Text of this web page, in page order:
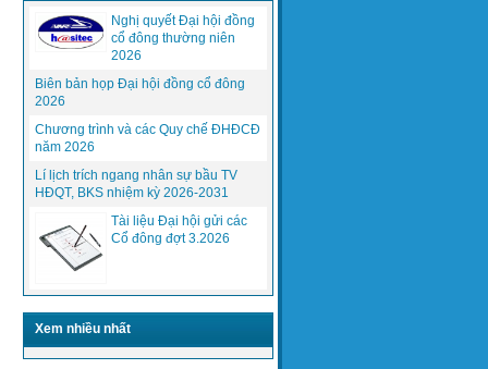
(PCWorldVN) Gần 7 tỷ thuê bao di động,
sắp bằng dân số thế giới,...
Phần mềm quản lý, điều hành giải
quyết trở ngại, sự cố online
HasitecTN
Nghị quyết Đại hội đồng
cổ đông thường niên
2026
Biên bản họp Đại hội đồng cổ đông
2026
Chương trình và các Quy chế ĐHĐCĐ
năm 2026
Lí lịch trích ngang nhân sự bầu TV
HĐQT, BKS nhiệm kỳ 2026-2031
Tài liệu Đại hội gửi các
Cổ đông đợt 3.2026
Xem nhiều nhất